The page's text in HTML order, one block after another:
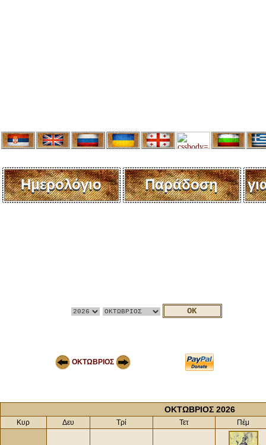
Ημερολόγιο Παράδοση
ΟΚΤΩΒΡΙΟΣ
ΟΚΤΩΒΡΙΟΣ 2026
Κυρ Δευ Τρί Τετ Πέμ